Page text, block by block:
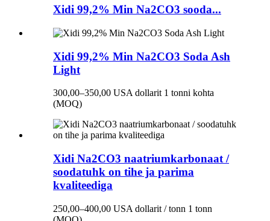
Xidi 99,2% Min Na2CO3 sooda...
Xidi 99,2% Min Na2CO3 Soda Ash
Light
300,00–350,00 USA dollarit 1 tonni kohta
(MOQ)
Xidi Na2CO3 naatriumkarbonaat /
soodatuhk on tihe ja parima
kvaliteediga
250,00–400,00 USA dollarit / tonn 1 tonn